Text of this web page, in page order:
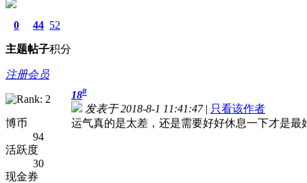
0
主题
44
帖子
52
积分
注册会员
博币
94
活跃度
30
现金券
18#
发表于 2018-8-1 11:41:47 | 只看该作者
运气真的是太差，还是需要好好休息一下才是最